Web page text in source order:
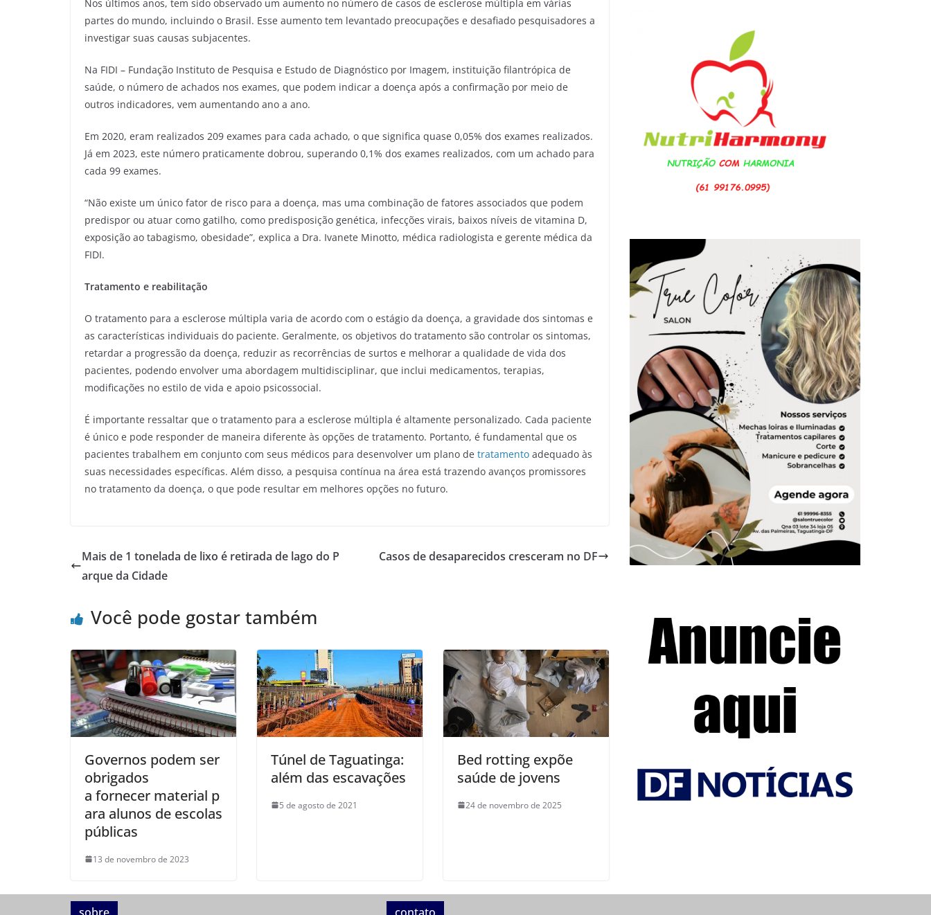
Nos últimos anos, tem sido observado um aumento no número de casos de esclerose múltipla em várias
partes do mundo, incluindo o Brasil. Esse aumento tem levantado preocupações e desafiado pesquisadores a
investigar suas causas subjacentes.
Na FIDI – Fundação Instituto de Pesquisa e Estudo de Diagnóstico por Imagem, instituição filantrópica de
saúde, o número de achados nos exames, que podem indicar a doença após a confirmação por meio de
outros indicadores, vem aumentando ano a ano.
Em 2020, eram realizados 209 exames para cada achado, o que significa quase 0,05% dos exames realizados.
Já em 2023, este número praticamente dobrou, superando 0,1% dos exames realizados, com um achado para
cada 99 exames.
“Não existe um único fator de risco para a doença, mas uma combinação de fatores associados que podem
predispor ou atuar como gatilho, como predisposição genética, infecções virais, baixos níveis de vitamina D,
exposição ao tabagismo, obesidade”, explica a Dra. Ivanete Minotto, médica radiologista e gerente médica da
FIDI.
Tratamento e reabilitação
O tratamento para a esclerose múltipla varia de acordo com o estágio da doença, a gravidade dos sintomas e
as características individuais do paciente. Geralmente, os objetivos do tratamento são controlar os sintomas,
retardar a progressão da doença, reduzir as recorrências de surtos e melhorar a qualidade de vida dos
pacientes, podendo envolver uma abordagem multidisciplinar, que inclui medicamentos, terapias,
modificações no estilo de vida e apoio psicossocial.
É importante ressaltar que o tratamento para a esclerose múltipla é altamente personalizado. Cada paciente
é único e pode responder de maneira diferente às opções de tratamento. Portanto, é fundamental que os
pacientes trabalhem em conjunto com seus médicos para desenvolver um plano de tratamento adequado às
suas necessidades específicas. Além disso, a pesquisa contínua na área está trazendo avanços promissores
no tratamento da doença, o que pode resultar em melhores opções no futuro.
Mais de 1 tonelada de lixo é retirada de lago do P
arque da Cidade
Casos de desaparecidos cresceram no DF
Você pode gostar também
Governos podem ser
obrigados
a fornecer material p
ara alunos de escolas
públicas
13 de novembro de 2023
Túnel de Taguatinga:
além das escavações
5 de agosto de 2021
Bed rotting expõe
saúde de jovens
24 de novembro de 2025